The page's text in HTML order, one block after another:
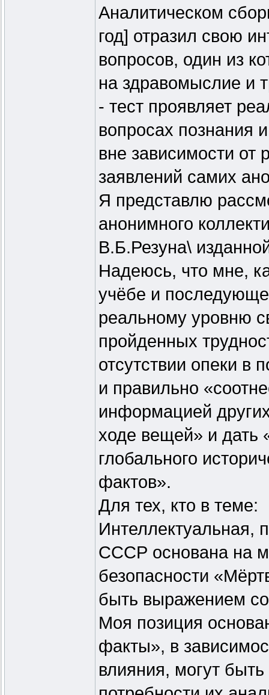
Аналитическом
год] отразил свою
вопросов, один из
на здравомыслие и
- тест проявляет
вопросах познания
вне зависимости от
заявлений самих
Я представлю
анонимного
В.Б.Резуна\
Надеюсь, что мне,
учёбе и
реальному уровню
пройденных
отсутствии опеки в
и правильно
информацией
ходе вещей» и дать
глобального
фактов».
Для тех, кто в теме:
Интеллектуальная,
СССР основана на
безопасности
быть выражением
Моя позиция
факты», в
влияния, могут